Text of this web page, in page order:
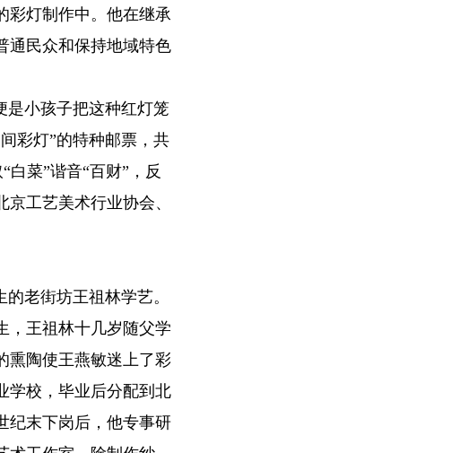
彩灯制作中。他在继承
通民众和保持地域特色
是小孩子把这种红灯笼
彩灯”的特种邮票，共
白菜”谐音“百财”，反
工艺美术行业协会、
的老街坊王祖林学艺。
，王祖林十几岁随父学
熏陶使王燕敏迷上了彩
学校，毕业后分配到北
纪末下岗后，他专事研